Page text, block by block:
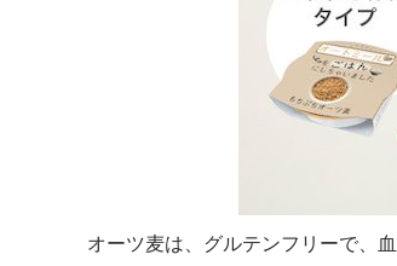
オーツ麦は、グルテンフリーで、